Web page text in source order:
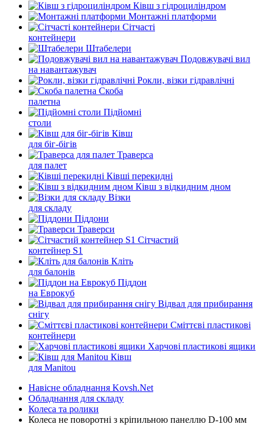
Ківш з гідроциліндром
Монтажні платформи
Сітчасті
контейнери
Штабелери
Подовжувачі вил
на навантажувач
Рокли, візки гідравлічні
Скоба
палетна
Підйомні
столи
Ківш
для біг-бігів
Траверса
для палет
Ківші перекидні
Ківш з відкидним дном
Візки
для складу
Піддони
Траверси
Сітчастий
контейнер S1
Кліть
для балонів
Піддон
на Еврокуб
Відвал для прибирання
снігу
Cміттєві пластикові
контейнери
Харчові пластикові ящики
Ківш
для Manitou
Навісне обладнання Kovsh.Net
Обладнання для складу
Колеса та ролики
Колеса не поворотні з кріпильною панеллю D-100 мм